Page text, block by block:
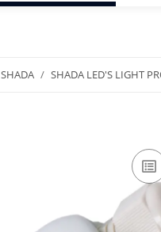
SHADA SHADA LED'S LIGHT